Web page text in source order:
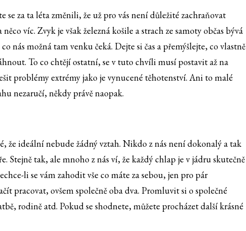
se za ta léta změnili, že už pro vás není důležité zachraňovat
víc. Zvyk je však železná košile a strach ze samoty občas bývá
nás možná tam venku čeká. Dejte si čas a přemýšlejte, co vlastně
To co chtějí ostatní, se v tuto chvíli musí postavit až na
problémy extrémy jako je vynucené těhotenství. Ani to malé
nezaručí, někdy právě naopak.
že ideální nebude žádný vztah. Nikdo z nás není dokonalý a tak
Stejně tak, ale mnoho z nás ví, že každý chlap je v jádru skutečně
li se vám zahodit vše co máte za sebou, jen pro pár
pracovat, ovšem společně oba dva. Promluvit si o společné
rodině atd. Pokud se shodnete, můžete procházet další krásné